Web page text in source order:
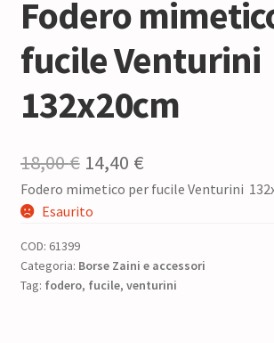
Fodero
fucile Venturini
132x20cm
18,00€ Il
prezzo
era:
18,00 €.
14,40 €Il
prezzo
è:
14,40 €.
Fodero mimetico per fucile Venturini
Esaurito
COD: 61399
Categoria: Borse Zaini e accessori
Tag: fodero, fucile, venturini